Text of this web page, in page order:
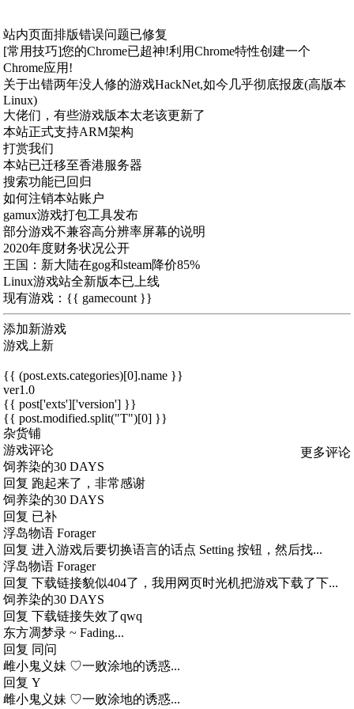
站内页面排版错误问题已修复
[常用技巧]您的Chrome已超神!利用Chrome特性创建一个
Chrome应用!
关于出错两年没人修的游戏HackNet,如今几乎彻底报废(高版本
Linux)
大佬们，有些游戏版本太老该更新了
本站正式支持ARM架构
打赏我们
本站已迁移至香港服务器
搜索功能已回归
如何注销本站账户
gamux游戏打包工具发布
部分游戏不兼容高分辨率屏幕的说明
2020年度财务状况公开
王国：新大陆在gog和steam降价85%
Linux游戏站全新版本已上线
现有游戏：{{ gamecount }}
添加新游戏
游戏上新
{{ (post.exts.categories)[0].name }}
ver1.0
{{ post['exts']['version'] }}
{{ post.modified.split("T")[0] }}
杂货铺
游戏评论
更多评论
饲养染的30 DAYS
回复 跑起来了，非常感谢
饲养染的30 DAYS
回复 已补
浮岛物语 Forager
回复 进入游戏后要切换语言的话点 Setting 按钮，然后找...
浮岛物语 Forager
回复 下载链接貌似404了，我用网页时光机把游戏下载了下...
饲养染的30 DAYS
回复 下载链接失效了qwq
东方凋梦录 ~ Fading...
回复 同问
雌小鬼义妹 ♡一败涂地的诱惑...
回复 Y
雌小鬼义妹 ♡一败涂地的诱惑...